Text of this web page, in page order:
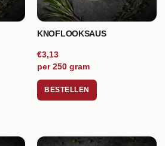
KNOFLOOKSAUS
€3,13
per 250 gram
BESTELLEN